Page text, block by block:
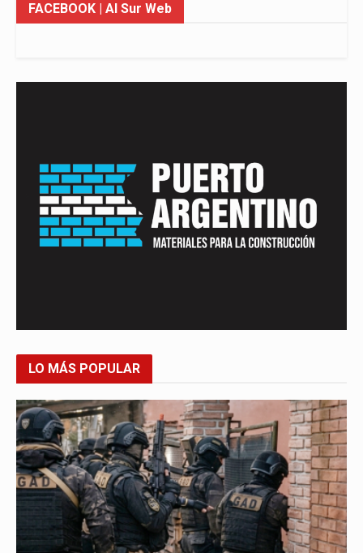
FACEBOOK | Al Sur Web
LO MÁS POPULAR